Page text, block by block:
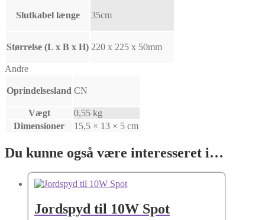
Slutkabel længe 35cm
Størrelse (L x B x H) 220 x 225 x 50mm
Andre
Oprindelsesland CN
Vægt
0,55 kg
Dimensioner
15,5 × 13 × 5 cm
Du kunne også være interesseret i…
Jordspyd til 10W Spot